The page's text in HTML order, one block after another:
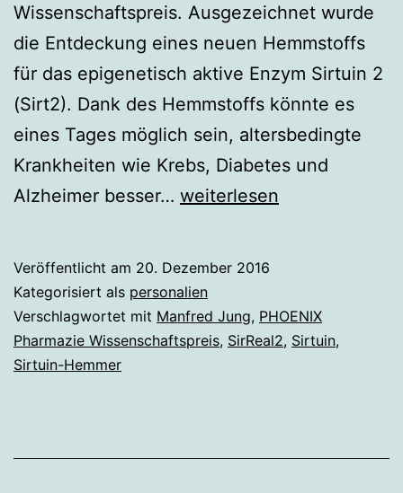
Wissenschaftspreis. Ausgezeichnet wurde
die Entdeckung eines neuen Hemmstoffs
für das epigenetisch aktive Enzym Sirtuin 2
(Sirt2). Dank des Hemmstoffs könnte es
eines Tages möglich sein, altersbedingte
Krankheiten wie Krebs, Diabetes und
Alzheimer besser… Manfred
weiterlesen
Veröffentlicht am 20. Dezember 2016
Kategorisiert als personalien
Verschlagwortet mit Manfred Jung, PHOENIX
Pharmazie Wissenschaftspreis, SirReal2, Sirtuin,
Sirtuin-Hemmer